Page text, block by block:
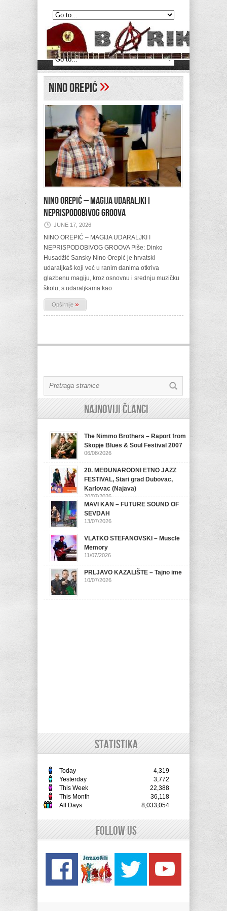
Nino Orepić»
NINO OREPIĆ – MAGIJA UDARALJKI I
NEPRISPODOBIVOG GROOVA
JUNE 17, 2026
NINO OREPIĆ – MAGIJA UDARALJKI I
NEPRISPODOBIVOG GROOVA Piše: Dinko
Husadžić Sansky Nino Orepić je hrvatski
udaraljkaš koji već u ranim danima otkriva
glazbenu magiju, kroz osnovnu i srednju muzičku
školu, s udaraljkama kao
Opširnije »
Najnoviji članci
The Nimmo Brothers – Raport from
Skopje Blues & Soul Festival 2007
06/08/2026
20. MEĐUNARODNI ETNO JAZZ
FESTIVAL, Stari grad Dubovac,
Karlovac (Najava)
20/07/2026
MAVI KAN – FUTURE SOUND OF
SEVDAH
13/07/2026
VLATKO STEFANOVSKI – Muscle
Memory
11/07/2026
PRLJAVO KAZALIŠTE – Tajno ime
10/07/2026
STATISTIKA
Today
4,319
Yesterday
3,772
This Week
22,388
This Month
36,118
All Days
8,033,054
Follow Us